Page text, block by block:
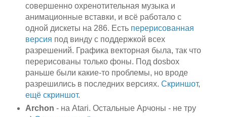
совершенно охренотительная музыка и
анимационные вставки, и всё работало с
одной дискеты на 286. Есть перерисованная
версия под винду с поддержкой всех
разрешений. Графика векторная была, так что
перерисованы только фоны. Под dosbox
раньше были какие-то проблемы, но вроде
разрешились в последних версиях. Скриншот,
ещё скриншот.
Archon - на Atari. Остальные Арчоны - не тру